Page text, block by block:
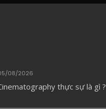
08/2026
thực sự là gì ?